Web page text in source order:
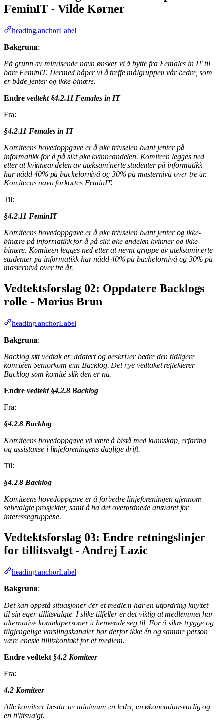
FeminIT - Vilde Kørner
heading.anchorLabel
Bakgrunn:
På grunn av misvisende navn ønsker vi å bytte fra Females in IT til
bare FeminIT. Dermed håper vi å treffe målgruppen vår bedre, som
er både jenter og ikke-binære.
Endre vedtekt §4.2.11 Females in IT
Fra:
§4.2.11 Females in IT
Komiteens hovedoppgave er å øke trivselen blant jenter på
informatikk for å på sikt øke kvinneandelen. Komiteen legges ned
etter at kvinneandelen av uteksaminerte studenter på informatikk
har nådd 40% på bachelornivå og 30% på masternivå over tre år.
Komiteens navn forkortes FeminIT.
Til:
§4.2.11 FeminIT
Komiteens hovedoppgave er å øke trivselen blant jenter og ikke-
binære på informatikk for å på sikt øke andelen kvinner og ikke-
binære. Komiteen legges ned etter at nevnt gruppe av uteksaminerte
studenter på informatikk har nådd 40% på bachelornivå og 30% på
masternivå over tre år.
Vedtektsforslag 02: Oppdatere Backlogs
rolle - Marius Brun
heading.anchorLabel
Bakgrunn:
Backlog sitt vedtak er utdatert og beskriver bedre den tidligere
komitéen Seniorkom enn Backlog. Det nye vedtaket reflekterer
Backlog som komité slik den er nå.
Endre vedtekt §4.2.8 Backlog
Fra:
§4.2.8 Backlog
Komiteens hovedoppgave vil være å bistå med kunnskap, erfaring
og assistanse i linjeforeningens daglige drift.
Til:
§4.2.8 Backlog
Komiteens hovedoppgave er å forbedre linjeforeningen gjennom
selvvalgte prosjekter, samt å ha det overordnede ansvaret for
interessegruppene.
Vedtektsforslag 03: Endre retningslinjer
for tillitsvalgt - Andrej Lazic
heading.anchorLabel
Bakgrunn:
Det kan oppstå situasjoner der et medlem har en utfordring knyttet
til sin egen tillitsvalgte. I slike tilfeller er det viktig at medlemmet har
alternative kontaktpersoner å henvende seg til. For å sikre trygge og
tilgjengelige varslingskanaler bør derfor ikke én og samme person
være eneste tillitskontakt for et medlem.
Endre vedtekt §4.2 Komiteer
Fra:
4.2 Komiteer
Alle komiteer består av minimum en leder, en økonomiansvarlig og
en tillitsvalgt.